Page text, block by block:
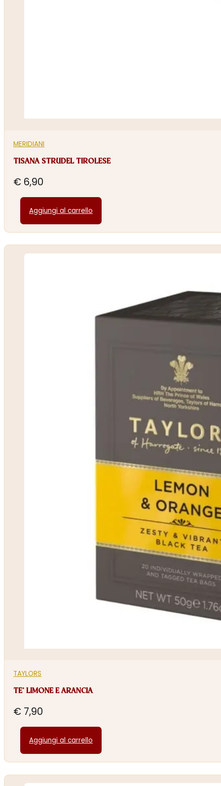
MERIDIANI
TISANA STRUDEL TIROLESE
€ 6,90
Aggiungi al carrello
TAYLORS
TE’ LIMONE E ARANCIA
€ 7,90
Aggiungi al carrello